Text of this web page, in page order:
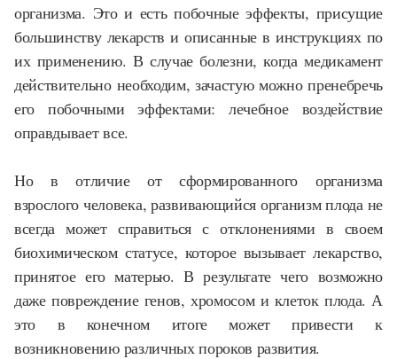
организма. Это и есть побочные эффекты, присущие
большинству лекарств и описанные в инструкциях по
их применению. В случае болезни, когда медикамент
действительно необходим, зачастую можно пренебречь
его побочными эффектами: лечебное воздействие
оправдывает все.
Но в отличие от сформированного организма
взрослого человека, развивающийся организм плода не
всегда может справиться с отклонениями в своем
биохимическом статусе, которое вызывает лекарство,
принятое его матерью. В результате чего возможно
даже повреждение генов, хромосом и клеток плода. А
это в конечном итоге может привести к
возникновению различных пороков развития.